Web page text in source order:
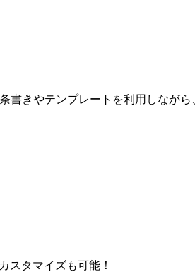
きやテンプレートを利用しなが
スタマイズも可能！